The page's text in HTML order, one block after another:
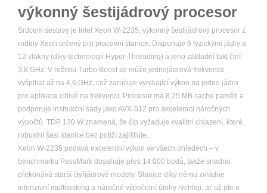
výkonný šestijádrový procesor
Srdcem sestavy je Intel Xeon W-2235, výkonný šestijádrový procesor z
rodiny Xeon určený pro pracovní stanice. Disponuje 6 fyzickými jádry a
12 vlákny (díky technologii Hyper-Threading) a jeho základní takt činí
3,8 GHz. V režimu Turbo Boost se může jednojádrová frekvence
vyšplhat až na 4,6 GHz, což zaručuje vynikající výkon na jedno jádro
pro aplikace citlivé na frekvenci. Procesor má 8,25 MB cache paměti a
podporuje instrukční sady jako AVX-512 pro akceleraci náročných
výpočtů. TDP 130 W znamená, že čip vyžaduje kvalitní chlazení, které
robustní šasi stanice bez potíží zajišťuje.
Xeon W-2235 podává excelentní výkon ve všech ohledech – v
benchmarku PassMark dosahuje přes 14 000 bodů, takže snadno
překonává starší čtyřjádrové modely. Stanice díky němu zvládne
intenzivní multitasking a náročné výpočetní úlohy rychleji, ať už jde o